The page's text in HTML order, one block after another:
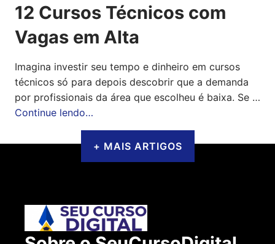
12 Cursos Técnicos com
Vagas em Alta
Imagina investir seu tempo e dinheiro em cursos
técnicos só para depois descobrir que a demanda
por profissionais da área que escolheu é baixa. Se …
Continue lendo…
+ MAIS ARTIGOS